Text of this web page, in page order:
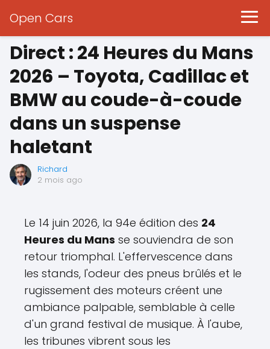
Open Cars
Direct : 24 Heures du Mans
2026 – Toyota, Cadillac et
BMW au coude-à-coude
dans un suspense
haletant
Richard
2 mois ago
Le 14 juin 2026, la 94e édition des 24
Heures du Mans se souviendra de son
retour triomphal. L'effervescence dans
les stands, l'odeur des pneus brûlés et le
rugissement des moteurs créent une
ambiance palpable, semblable à celle
d'un grand festival de musique. À l'aube,
les tribunes vibrent sous les